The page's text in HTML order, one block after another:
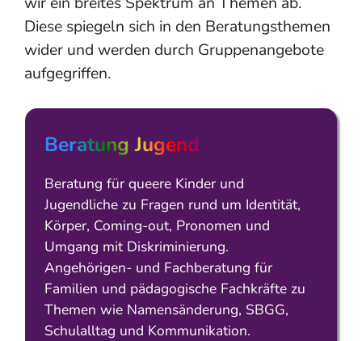
Diese spiegeln sich in den Beratungsthemen
wider und werden durch Gruppenangebote
aufgegriffen.
Beratung Jugend
Beratung für queere Kinder und
Jugendliche zu Fragen rund um Identität,
Körper, Coming-out, Pronomen und
Umgang mit Diskriminierung.
Angehörigen- und Fachberatung für
Familien und pädagogische Fachkräfte zu
Themen wie Namensänderung, SBGG,
Schulalltag und Kommunikation.